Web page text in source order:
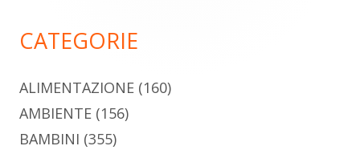
CATEGORIE
ALIMENTAZIONE (160)
AMBIENTE (156)
BAMBINI (355)